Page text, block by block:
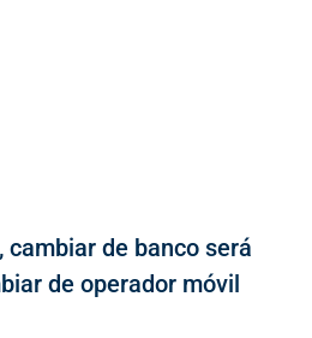
cambiar de banco será
de operador móvil